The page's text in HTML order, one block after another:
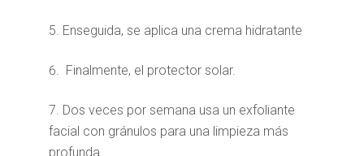
Enseguida, se aplica una crema hidratante
Finalmente, el protector solar.
Dos veces por semana usa un exfoliante
facial con gránulos para una limpieza más
profunda.